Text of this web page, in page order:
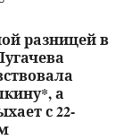
разницей в
а
с 22-